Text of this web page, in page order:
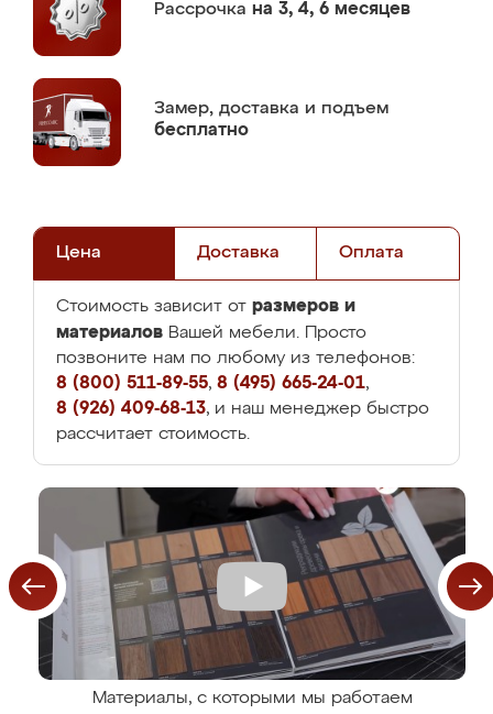
Рассрочка на 3, 4, 6 месяцев
Замер, доставка и подъем
бесплатно
Цена Доставка Оплата
Стоимость зависит от размеров и
материалов Вашей мебели. Просто
позвоните нам по любому из телефонов:
8 (800) 511-89-55, 8 (495) 665-24-01,
8 (926) 409-68-13, и наш менеджер быстро
рассчитает стоимость.
Материалы, с которыми мы работаем